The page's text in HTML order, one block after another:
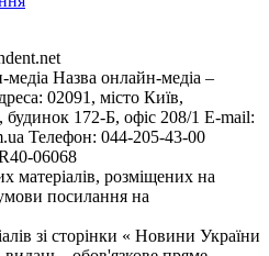
Назва онлайн-медіа –
02091, місто Київ,
172-Б, офіс 208/1 E-mail:
Телефон: 044-205-43-00
06068
матеріалів, розміщених на
посилання на
зі сторінки « Новини України